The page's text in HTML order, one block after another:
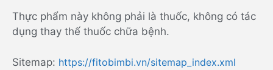
Thực phẩm này không phải là thuốc, không có tác
dụng thay thế thuốc chữa bệnh.
Sitemap: https://fitobimbi.vn/sitemap_index.xml